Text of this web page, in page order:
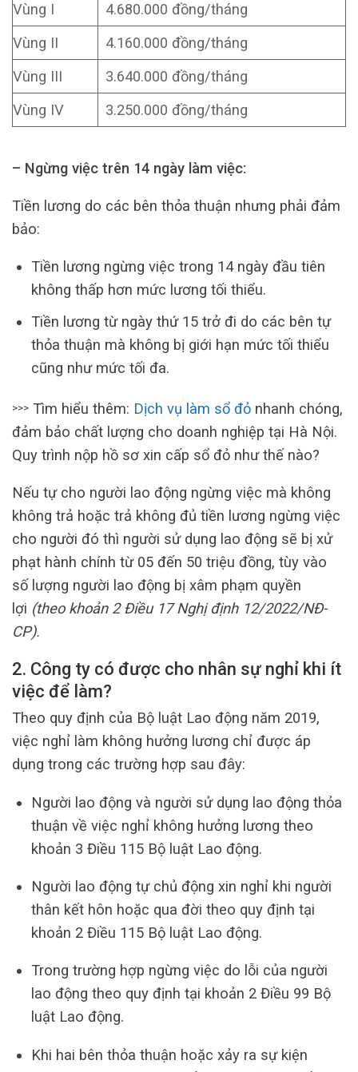
Vùng I
4.680.000 đồng/tháng
Vùng II
4.160.000 đồng/tháng
Vùng III
3.640.000 đồng/tháng
Vùng IV
3.250.000 đồng/tháng
– Ngừng việc trên 14 ngày làm việc:
Tiền lương do các bên thỏa thuận nhưng phải đảm
bảo:
Tiền lương ngừng việc trong 14 ngày đầu tiên
không thấp hơn mức lương tối thiểu.
Tiền lương từ ngày thứ 15 trở đi do các bên tự
thỏa thuận mà không bị giới hạn mức tối thiểu
cũng như mức tối đa.
>>> Tìm hiểu thêm: Dịch vụ làm sổ đỏ nhanh chóng,
đảm bảo chất lượng cho doanh nghiệp tại Hà Nội.
Quy trình nộp hồ sơ xin cấp sổ đỏ như thế nào?
Nếu tự cho người lao động ngừng việc mà không
không trả hoặc trả không đủ tiền lương ngừng việc
cho người đó thì người sử dụng lao động sẽ bị xử
phạt hành chính từ 05 đến 50 triệu đồng, tùy vào
số lượng người lao động bị xâm phạm quyền
lợi (theo khoản 2 Điều 17 Nghị định 12/2022/NĐ-
CP).
2. Công ty có được cho nhân sự nghỉ khi ít
việc để làm?
Theo quy định của Bộ luật Lao động năm 2019,
việc nghỉ làm không hưởng lương chỉ được áp
dụng trong các trường hợp sau đây:
Người lao động và người sử dụng lao động thỏa
thuận về việc nghỉ không hưởng lương theo
khoản 3 Điều 115 Bộ luật Lao động.
Người lao động tự chủ động xin nghỉ khi người
thân kết hôn hoặc qua đời theo quy định tại
khoản 2 Điều 115 Bộ luật Lao động.
Trong trường hợp ngừng việc do lỗi của người
lao động theo quy định tại khoản 2 Điều 99 Bộ
luật Lao động.
Khi hai bên thỏa thuận hoặc xảy ra sự kiện